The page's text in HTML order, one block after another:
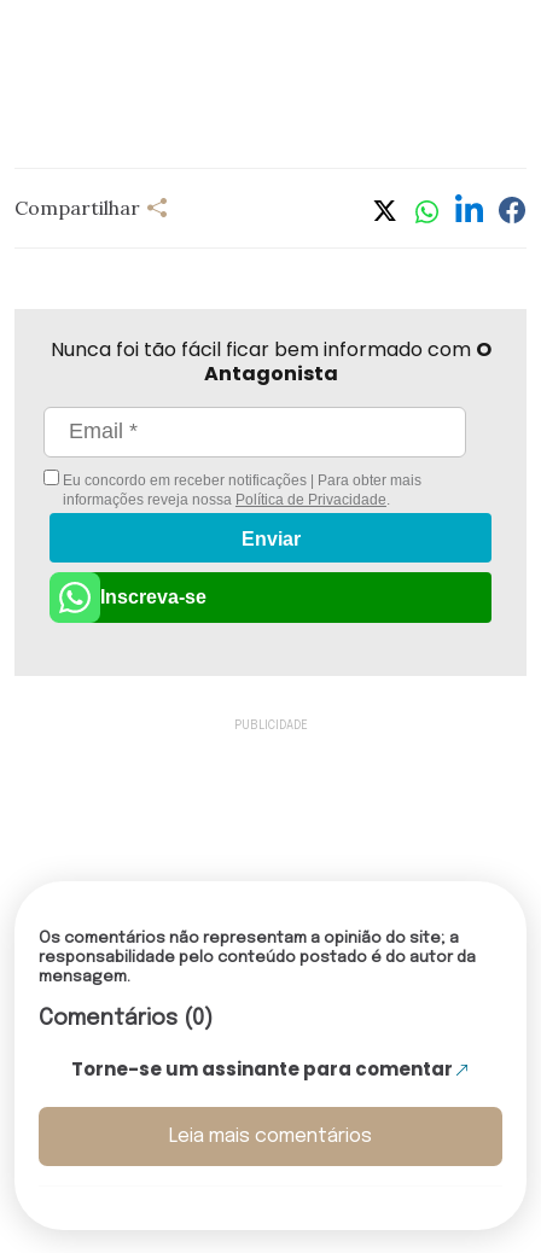
Compartilhar
Nunca foi tão fácil ficar bem informado com O
Antagonista
Eu concordo em receber notificações | Para obter mais
informações reveja nossa Política de Privacidade
Enviar
Inscreva-se
Os comentários não representam a opinião do site; a
responsabilidade pelo conteúdo postado é do autor da
mensagem.
Comentários (0)
Torne-se um assinante para comentar
Leia mais comentários